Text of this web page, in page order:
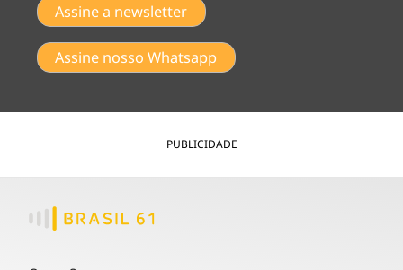
Assine a newsletter
Assine nosso Whatsapp
PUBLICIDADE